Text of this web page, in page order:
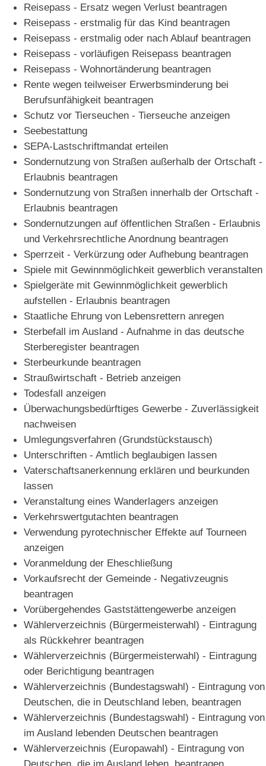
Reisepass - Ersatz wegen Verlust beantragen
Reisepass - erstmalig für das Kind beantragen
Reisepass - erstmalig oder nach Ablauf beantragen
Reisepass - vorläufigen Reisepass beantragen
Reisepass - Wohnortänderung beantragen
Rente wegen teilweiser Erwerbsminderung bei
Berufsunfähigkeit beantragen
Schutz vor Tierseuchen - Tierseuche anzeigen
Seebestattung
SEPA-Lastschriftmandat erteilen
Sondernutzung von Straßen außerhalb der Ortschaft -
Erlaubnis beantragen
Sondernutzung von Straßen innerhalb der Ortschaft -
Erlaubnis beantragen
Sondernutzungen auf öffentlichen Straßen - Erlaubnis
und Verkehrsrechtliche Anordnung beantragen
Sperrzeit - Verkürzung oder Aufhebung beantragen
Spiele mit Gewinnmöglichkeit gewerblich veranstalten
Spielgeräte mit Gewinnmöglichkeit gewerblich
aufstellen - Erlaubnis beantragen
Staatliche Ehrung von Lebensrettern anregen
Sterbefall im Ausland - Aufnahme in das deutsche
Sterberegister beantragen
Sterbeurkunde beantragen
Straußwirtschaft - Betrieb anzeigen
Todesfall anzeigen
Überwachungsbedürftiges Gewerbe - Zuverlässigkeit
nachweisen
Umlegungsverfahren (Grundstückstausch)
Unterschriften - Amtlich beglaubigen lassen
Vaterschaftsanerkennung erklären und beurkunden
lassen
Veranstaltung eines Wanderlagers anzeigen
Verkehrswertgutachten beantragen
Verwendung pyrotechnischer Effekte auf Tourneen
anzeigen
Voranmeldung der Eheschließung
Vorkaufsrecht der Gemeinde - Negativzeugnis
beantragen
Vorübergehendes Gaststättengewerbe anzeigen
Wählerverzeichnis (Bürgermeisterwahl) - Eintragung
als Rückkehrer beantragen
Wählerverzeichnis (Bürgermeisterwahl) - Eintragung
oder Berichtigung beantragen
Wählerverzeichnis (Bundestagswahl) - Eintragung von
Deutschen, die in Deutschland leben, beantragen
Wählerverzeichnis (Bundestagswahl) - Eintragung von
im Ausland lebenden Deutschen beantragen
Wählerverzeichnis (Europawahl) - Eintragung von
Deutschen, die im Ausland leben, beantragen